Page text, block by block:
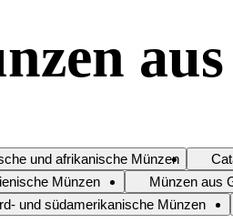
und afrikanische Münzen
Münzen
Münzen aus
und südamerikanische Münzen